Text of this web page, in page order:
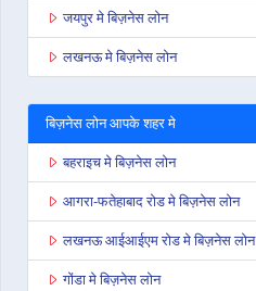
जयपुर मे बिज़नेस लोन
लखनऊ मे बिज़नेस लोन
बिज़नेस लोन आपके शहर मे
बहराइच मे बिज़नेस लोन
आगरा-फतेहाबाद रोड मे बिज़नेस लोन
लखनऊ आईआईएम रोड मे बिज़नेस लोन
गोंडा मे बिज़नेस लोन